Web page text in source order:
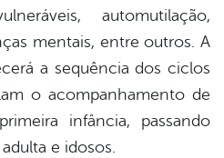
automutilação,
mentais, entre outros. A
a sequência dos ciclos
o acompanhamento de
infância, passando
e idosos.